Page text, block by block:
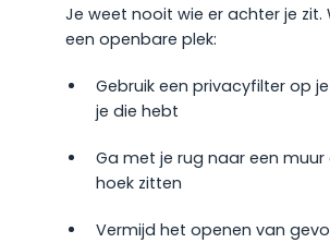
Je weet nooit wie er achter je zit.
een openbare plek:
Gebruik een privacyfilter op
je die hebt
Ga met je rug naar een muur
hoek zitten
Vermijd het openen van